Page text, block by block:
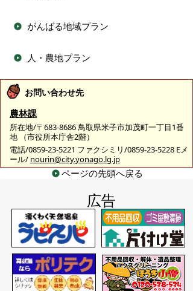
がんばる地域プラン
人・農地プラン
お問い合わせ先
農林課
所在地/〒683-8686 鳥取県米子市加茂町一丁目1番
地 （市役所本庁舎2階）
電話/0859-23-5221 ファクシミリ/0859-23-5228 Eメ
ール/ nourin@city.yonago.lg.jp
ページの先頭へ戻る
広告